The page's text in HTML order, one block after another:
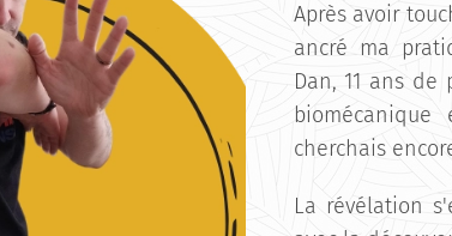
Après avoir
ancré ma
Dan, 11 ans
cherchais
La révélation